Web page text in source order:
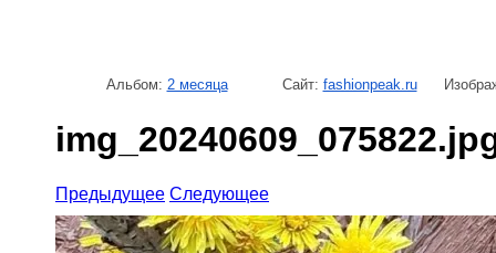
Альбом: 2 месяца Сайт: fashionpeak.ru
Предыдущее Следующее